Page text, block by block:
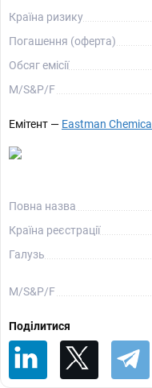
Країна ризику
Погашення (оферта)
Обсяг емісії
М/S&P/F
Емітент — Eastman Chemical
Повна назва
Країна реєстрації
Галузь
М/S&P/F
Поділитися